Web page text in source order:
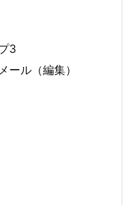
3
ール（編集）